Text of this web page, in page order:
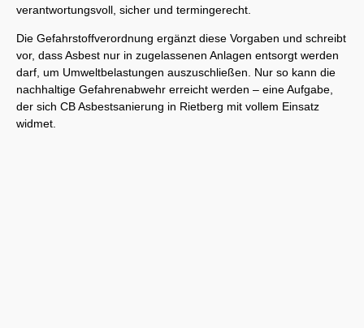
verantwortungsvoll, sicher und termingerecht.
Die Gefahrstoffverordnung ergänzt diese Vorgaben und schreibt
vor, dass Asbest nur in zugelassenen Anlagen entsorgt werden
darf, um Umweltbelastungen auszuschließen. Nur so kann die
nachhaltige Gefahrenabwehr erreicht werden – eine Aufgabe,
der sich CB Asbestsanierung in Rietberg mit vollem Einsatz
widmet.